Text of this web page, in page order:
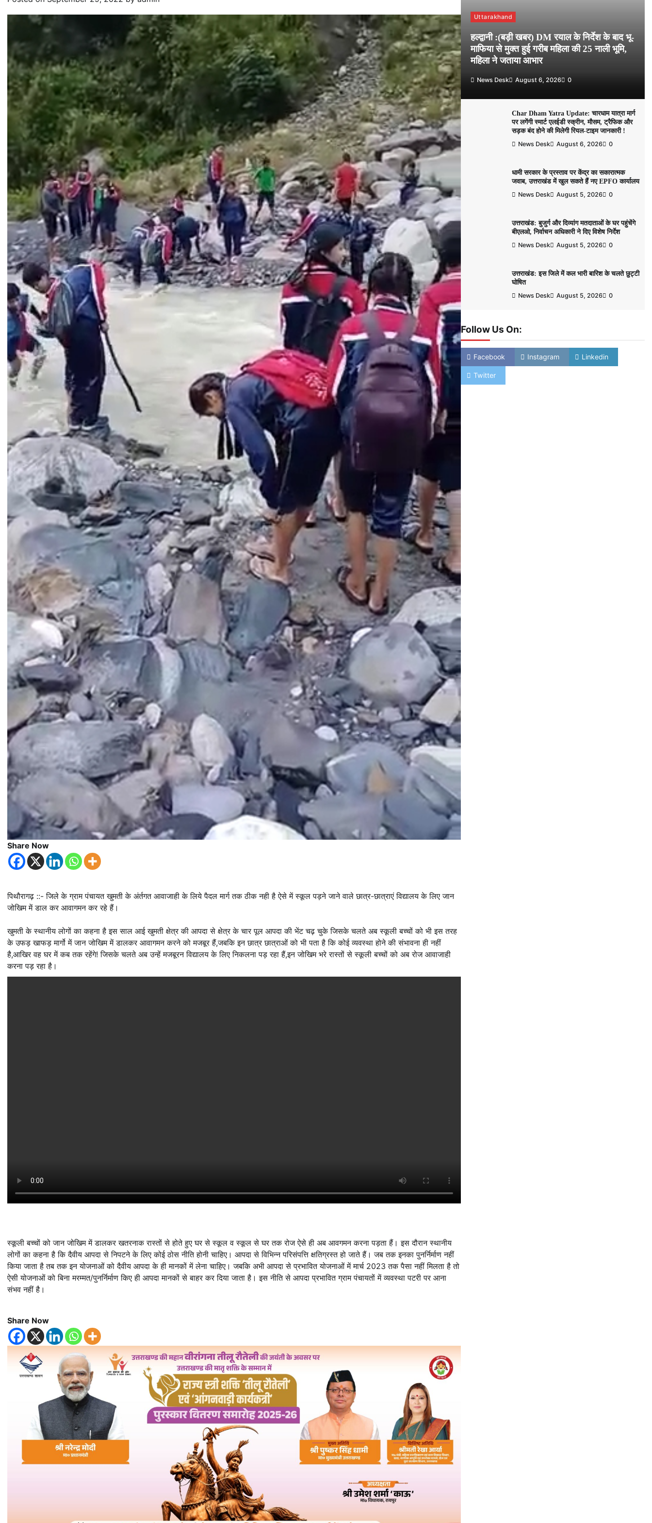
Share Now
पिथौरागढ़ ::- जिले के ग्राम पंचायत खुमती के अंर्तगत आवाजाही के लिये पैदल मार्ग तक ठीक नही है ऐसे में स्कूल पड़ने जाने वाले छात्र-छात्राएं विद्यालय के लिए जान
जोखिम में डाल कर आवागमन कर रहे हैं।
खुमती के स्थानीय लोगों का कहना है इस साल आई खुमती क्षेत्र की आपदा से क्षेत्र के चार पूल आपदा की भेंट चढ़ चुके जिसके चलते अब स्कूली बच्चों को भी इस तरह
के उफड़ खाफड़ मार्गो में जान जोखिम में डालकर आवागमन करने को मजबूर हैं,जबकि इन छात्र छात्राओं को भी पता है कि कोई व्यवस्था होने की संभावना ही नहीं
है,आखिर वह घर में कब तक रहेंगे! जिसके चलते अब उन्हें मजबूरन विद्यालय के लिए निकलना पड़ रहा हैं,इन जोखिम भरे रास्तों से स्कूली बच्चों को अब रोज आवाजाही
करना पड़ रहा है।
स्कूली बच्चों को जान जोखिम में डालकर खतरनाक रास्तों से होते हुए घर से स्कूल व स्कूल से घर तक रोज ऐसे ही अब आवगमन करना पड़ता हैं। इस दौरान स्थानीय
लोगों का कहना है कि दैवीय आपदा से निपटने के लिए कोई ठोस नीति होनी चाहिए। आपदा से विभिन्न परिसंपत्ति क्षतिग्रस्त हो जाते हैं। जब तक इनका पुनर्निर्माण नहीं
किया जाता है तब तक इन योजनाओं को दैवीय आपदा के ही मानकों में लेना चाहिए। जबकि अभी आपदा से प्रभावित योजनाओं में मार्च 2023 तक पैसा नहीं मिलता है तो
ऐसी योजनाओं को बिना मरम्मत/पुनर्निर्माण किए ही आपदा मानकों से बाहर कर दिया जाता है। इस नीति से आपदा प्रभावित ग्राम पंचायतों में व्यवस्था पटरी पर आना
संभव नहीं है।
Share Now
Uttarakhand
हल्द्वानी :(बड़ी खबर) DM रयाल के निर्देश के बाद भू-
माफिया से मुक्त हुई गरीब महिला की 25 नाली भूमि,
महिला ने जताया आभार
News Desk August 6, 2026 0
Char Dham Yatra Update: चारधाम यात्रा मार्ग
पर लगेंगी स्मार्ट एलईडी स्क्रीन, मौसम, ट्रैफिक और
सड़क बंद होने की मिलेगी रियल-टाइम जानकारी !
News Desk August 6, 2026 0
धामी सरकार के प्रस्ताव पर केंद्र का सकारात्मक
जवाब, उत्तराखंड में खुल सकते हैं नए EPFO कार्यालय
News Desk August 5, 2026 0
उत्तराखंड: बुजुर्ग और दिव्यांग मतदाताओं के घर पहुंचेंगे
बीएलओ, निर्वाचन अधिकारी ने दिए विशेष निर्देश
News Desk August 5, 2026 0
उत्तराखंड: इस जिले में कल भारी बारिश के चलते छुट्टी
घोषित
News Desk August 5, 2026 0
Follow Us On:
Facebook Instagram Linkedin
Twitter